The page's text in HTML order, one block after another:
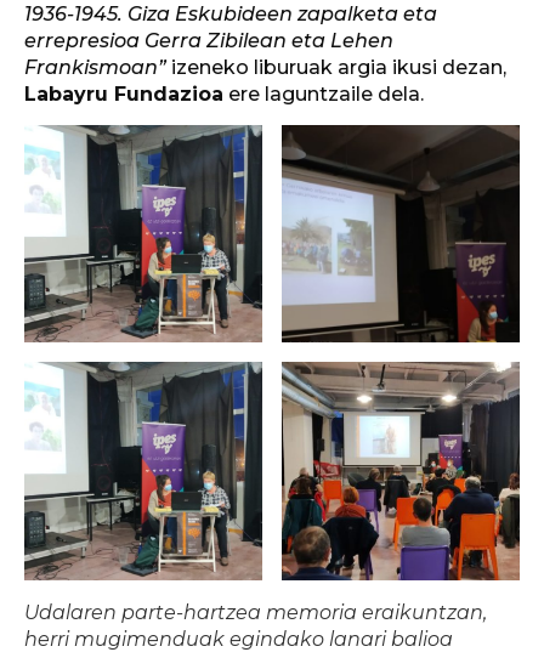
1936-1945. Giza Eskubideen zapalketa eta
errepresioa Gerra Zibilean eta Lehen
Frankismoan”izeneko liburuak argia ikusi dezan,
Labayru Fundazioa ere laguntzaile dela.
Udalaren parte-hartzea memoria eraikuntzan,
herri mugimenduak egindako lanari balioa